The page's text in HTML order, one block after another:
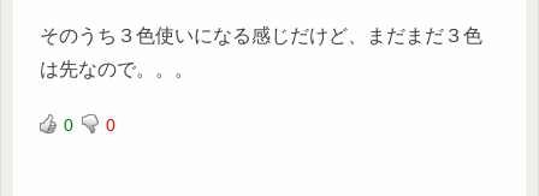
そのうち３色使いになる感じだけど、まだまだ３色
は先なので。。。
0 0